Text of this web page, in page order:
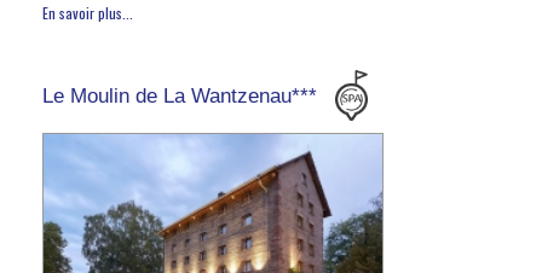
En savoir plus...
Le Moulin de La Wantzenau***